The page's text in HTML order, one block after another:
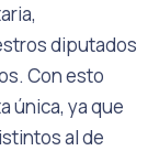
diputados
Con esto
única, ya que
al de